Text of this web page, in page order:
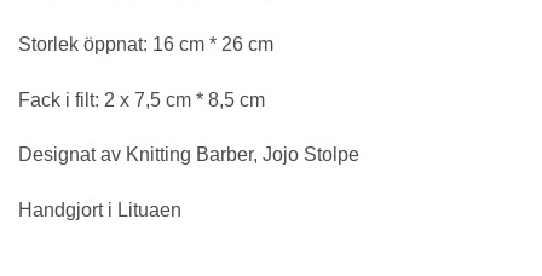
Storlek öppnat: 16 cm * 26 cm
Fack i filt: 2 x 7,5 cm * 8,5 cm
Designat av Knitting Barber, Jojo Stolpe
Handgjort i Lituaen